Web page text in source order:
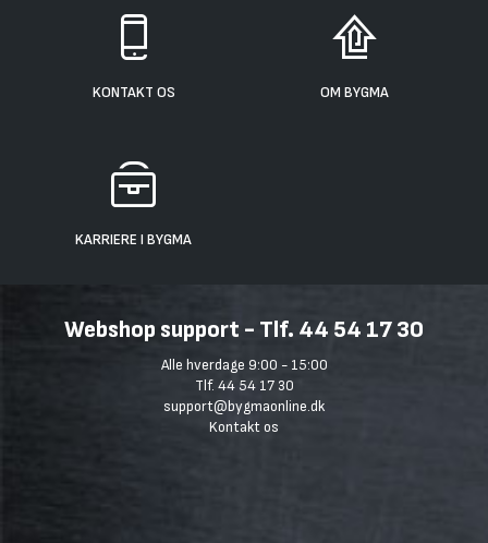
KONTAKT OS OM BYGMA
KARRIERE I BYGMA
Webshop support - Tlf. 44 54 17 30
Alle hverdage 9:00 - 15:00
Tlf. 44 54 17 30
support@bygmaonline.dk
Kontakt os